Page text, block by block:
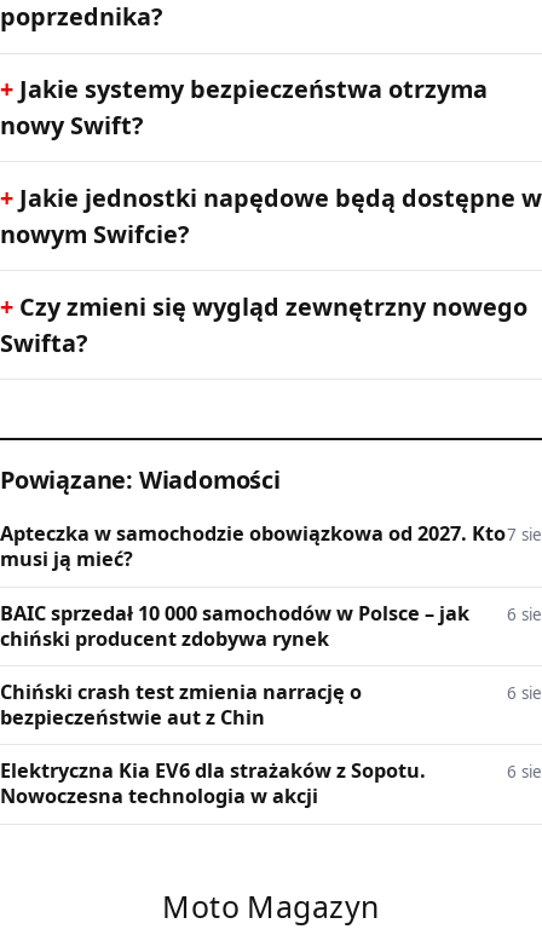
poprzednika?
Jakie systemy bezpieczeństwa otrzyma
nowy Swift?
Jakie jednostki napędowe będą dostępne w
nowym Swifcie?
Czy zmieni się wygląd zewnętrzny nowego
Swifta?
Powiązane: Wiadomości
Apteczka w samochodzie obowiązkowa od 2027. Kto
musi ją mieć?
7 sie
BAIC sprzedał 10 000 samochodów w Polsce – jak
chiński producent zdobywa rynek
6 sie
Chiński crash test zmienia narrację o
bezpieczeństwie aut z Chin
6 sie
Elektryczna Kia EV6 dla strażaków z Sopotu.
Nowoczesna technologia w akcji
6 sie
Moto Magazyn